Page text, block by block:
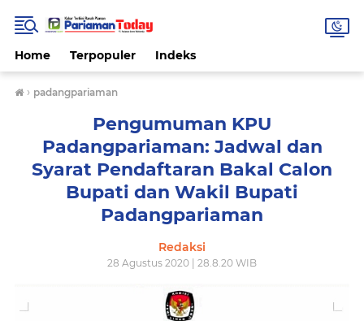
Home Terpopuler Indeks
› padangpariaman
Pengumuman KPU
Padangpariaman: Jadwal dan
Syarat Pendaftaran Bakal Calon
Bupati dan Wakil Bupati
Padangpariaman
Redaksi
28 Agustus 2020 | 28.8.20 WIB